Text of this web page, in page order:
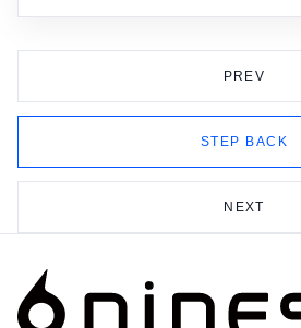
PREV
STEP BACK
NEXT